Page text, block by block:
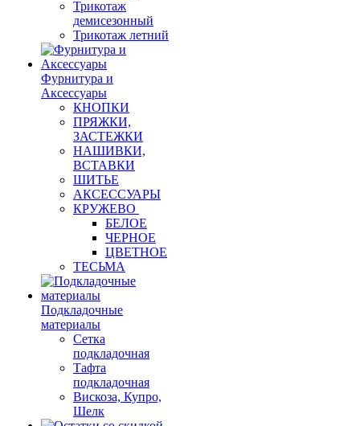
Трикотаж
демисезонный
Трикотаж летний
Фурнитура и
Аксессуары
КНОПКИ
ПРЯЖКИ,
ЗАСТЕЖКИ
НАШИВКИ,
ВСТАВКИ
ШИТЬЕ
АКСЕССУАРЫ
КРУЖЕВО
БЕЛОЕ
ЧЕРНОЕ
ЦВЕТНОЕ
ТЕСЬМА
Подкладочные
материалы
Сетка
подкладочная
Тафта
подкладочная
Вискоза, Купро,
Шелк